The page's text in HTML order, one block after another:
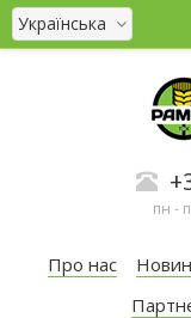
Українська
пн -
Про нас